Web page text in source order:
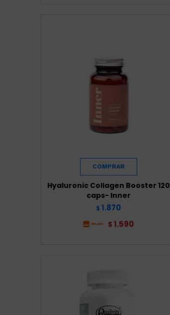
Hyaluronic Collagen Booster 120
caps- Inner
$ 1.870
$ 1.590